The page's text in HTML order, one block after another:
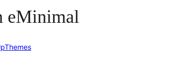
eMinimal